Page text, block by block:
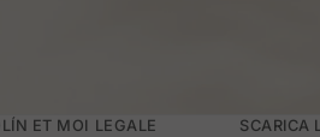
ET MOI LEGALE SCARICA